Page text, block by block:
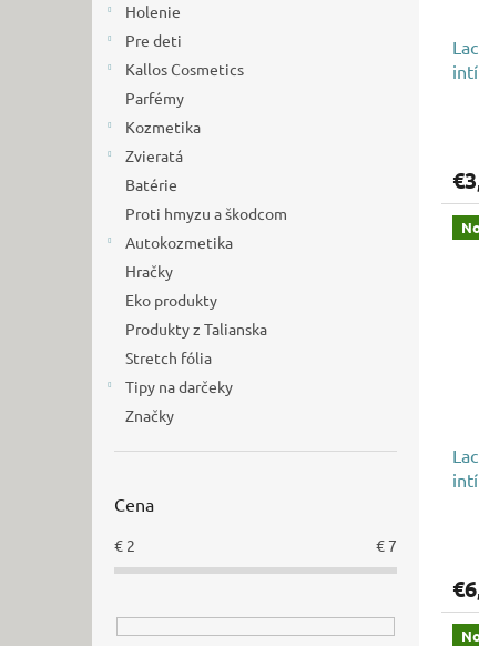
Holenie
Pre deti
Kallos Cosmetics
Parfémy
Kozmetika
Zvieratá
Batérie
Proti hmyzu a škodcom
Autokozmetika
Hračky
Eko produkty
Produkty z Talianska
Stretch fólia
Tipy na darčeky
Značky
Cena
€ 2 €7